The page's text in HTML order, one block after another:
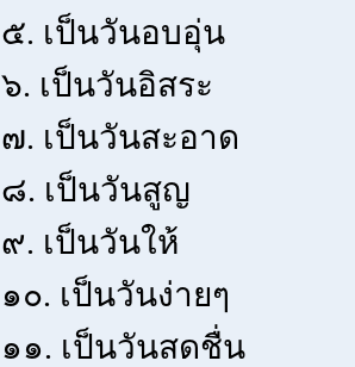
๕. เป็นวันอบอุ่น
๖. เป็นวันอิสระ
๗. เป็นวันสะอาด
๘. เป็นวันสูญ
๙. เป็นวันให้
๑๐. เป็นวันง่ายๆ
๑๑. เป็นวันสดชื่น